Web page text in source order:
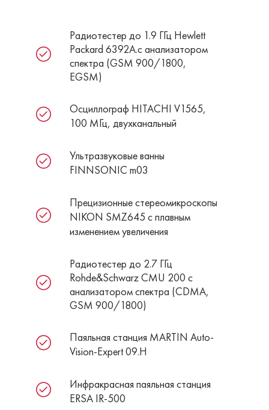
Радиотестер до 1.9 ГГц Hewlett
Packard 6392A.с анализатором
спектра (GSM 900/1800,
EGSM)
Осциллограф HITACHI V1565,
100 МГц, двухканальный
Ультразвуковые ванны
FINNSONIC m03
Прецизионные стереомикроскопы
NIKON SMZ645 c плавным
изменением увеличения
Радиотестер до 2.7 ГГц
Rohde&Schwarz CMU 200 с
анализатором спектра (CDMA,
GSM 900/1800)
Паяльная станция MARTIN Auto-
Vision-Expert 09.H
Инфракрасная паяльная станция
ERSA IR-500